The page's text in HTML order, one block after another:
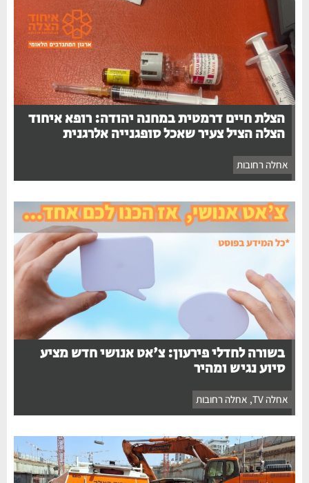
הצלת חיים דרמטית במחנה יהודה: רופא איחוד
הצלה הציל צעיר שאכל סופגנייה אלרגנית
אחלה רחובות
בשורה לחדלי פירעון: צ'אט אנושי חדש מציע
סיוע נגיש ומהיר
אחלה TV , אחלה רחובות